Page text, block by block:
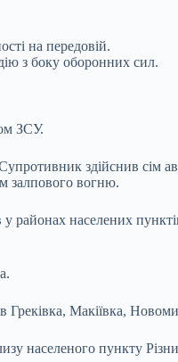
на передовій.
з боку оборонних сил.
ЗСУ.
здійснив сім
залпового вогню.
районах населених
Греківка, Макіївка,
населеного пункту